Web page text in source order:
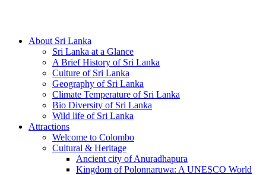
About Sri Lanka
Sri Lanka at a Glance
A Brief History of Sri Lanka
Culture of Sri Lanka
Geography of Sri Lanka
Climate Temperature of Sri Lanka
Bio Diversity of Sri Lanka
Wild life of Sri Lanka
Attractions
Welcome to Colombo
Cultural & Heritage
Ancient city of Anuradhapura
Kingdom of Polonnaruwa: A UNESCO World